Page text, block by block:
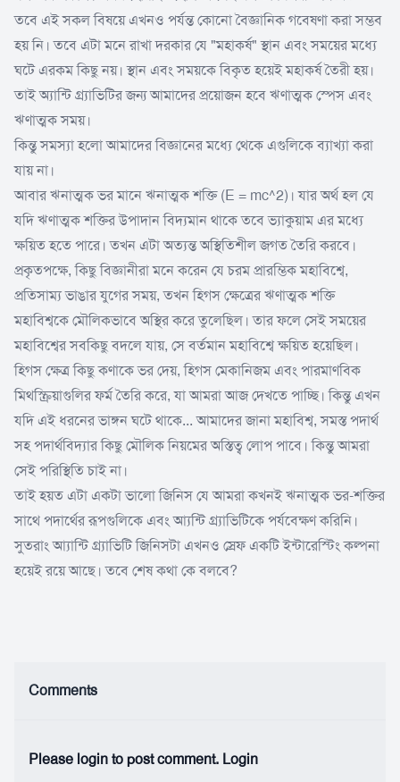
তবে এই সকল বিষয়ে এখনও পর্যন্ত কোনো বৈজ্ঞানিক গবেষণা করা সম্ভব
হয় নি। তবে এটা মনে রাখা দরকার যে "মহাকর্ষ" স্থান এবং সময়ের মধ্যে
ঘটে এরকম কিছু নয়। স্থান এবং সময়কে বিকৃত হয়েই মহাকর্ষ তৈরী হয়।
তাই অ্যান্টি গ্র্যাভিটির জন্য আমাদের প্রয়োজন হবে ঋণাত্মক স্পেস এবং
ঋণাত্মক সময়।
কিন্তু সমস্যা হলো আমাদের বিজ্ঞানের মধ্যে থেকে এগুলিকে ব্যাখ্যা করা
যায় না।
আবার ঋনাত্মক ভর মানে ঋনাত্মক শক্তি (E = mc^2)। যার অর্থ হল যে
যদি ঋণাত্মক শক্তির উপাদান বিদ্যমান থাকে তবে ভ্যাকুয়াম এর মধ্যে
ক্ষয়িত হতে পারে। তখন এটা অত্যন্ত অস্থিতিশীল জগত তৈরি করবে।
প্রকৃতপক্ষে, কিছু বিজ্ঞানীরা মনে করেন যে চরম প্রারম্ভিক মহাবিশ্বে,
প্রতিসাম্য ভাঙার যুগের সময়, তখন হিগস ক্ষেত্রের ঋণাত্মক শক্তি
মহাবিশ্বকে মৌলিকভাবে অস্থির করে তুলেছিল। তার ফলে সেই সময়ের
মহাবিশ্বের সবকিছু বদলে যায়, সে বর্তমান মহাবিশ্বে ক্ষয়িত হয়েছিল।
হিগস ক্ষেত্র কিছু কণাকে ভর দেয়, হিগস মেকানিজম এবং পারমাণবিক
মিথস্ক্রিয়াগুলির ফর্ম তৈরি করে, যা আমরা আজ দেখতে পাচ্ছি। কিন্তু এখন
যদি এই ধরনের ভাঙ্গন ঘটে থাকে... আমাদের জানা মহাবিশ্ব, সমস্ত পদার্থ
সহ পদার্থবিদ্যার কিছু মৌলিক নিয়মের অস্তিত্ব লোপ পাবে। কিন্তু আমরা
সেই পরিস্থিতি চাই না।
তাই হয়ত এটা একটা ভালো জিনিস যে আমরা কখনই ঋনাত্মক ভর-শক্তির
সাথে পদার্থের রূপগুলিকে এবং আ্যন্টি গ্ৰ্যাভিটিকে পর্যবেক্ষণ করিনি।
সুতরাং আ্যান্টি গ্ৰ্যাভিটি জিনিসটা এখনও স্রেফ একটি ইন্টারেস্টিং কল্পনা
হয়েই রয়ে আছে। তবে শেষ কথা কে বলবে?
Comments
Please login to post comment. Login